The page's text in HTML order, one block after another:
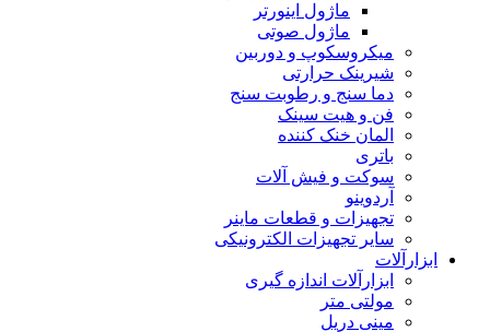
ماژول اینورتر
ماژول صوتی
میکروسکوپ و دوربین
شیرینک حرارتی
دما سنج و رطوبت سنج
فن و هیت سینک
المان خنک کننده
باتری
سوکت و فیش آلات
آردوینو
تجهیزات و قطعات ماینر
سایر تجهیزات الکترونیکی
ابزارآلات
ابزارآلات اندازه گیری
مولتی متر
مینی دریل